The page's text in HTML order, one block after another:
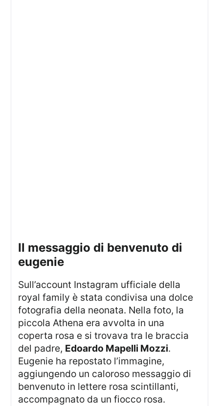
il messaggio di benvenuto di
eugenie
Sull’account Instagram ufficiale della
royal family è stata condivisa una dolce
fotografia della neonata. Nella foto, la
piccola Athena era avvolta in una
coperta rosa e si trovava tra le braccia
del padre, Edoardo Mapelli Mozzi.
Eugenie ha repostato l’immagine,
aggiungendo un caloroso messaggio di
benvenuto in lettere rosa scintillanti,
accompagnato da un fiocco rosa.